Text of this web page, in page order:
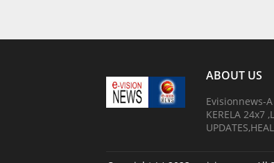
ABOUT US
Evisionnews-A
KERELA 24x7